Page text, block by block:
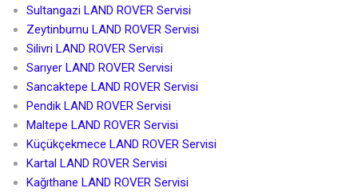
Sultangazi LAND ROVER Servisi
Zeytinburnu LAND ROVER Servisi
Silivri LAND ROVER Servisi
Sarıyer LAND ROVER Servisi
Sancaktepe LAND ROVER Servisi
Pendik LAND ROVER Servisi
Maltepe LAND ROVER Servisi
Küçükçekmece LAND ROVER Servisi
Kartal LAND ROVER Servisi
Kağıthane LAND ROVER Servisi